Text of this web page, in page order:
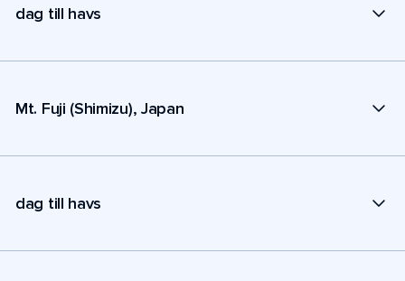
dag till havs
Mt. Fuji (Shimizu), Japan
dag till havs